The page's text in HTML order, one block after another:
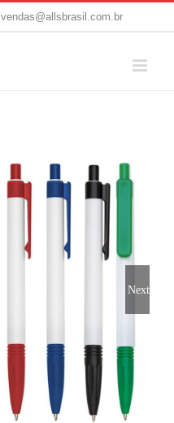
vendas@allsbrasil.com.br
Next